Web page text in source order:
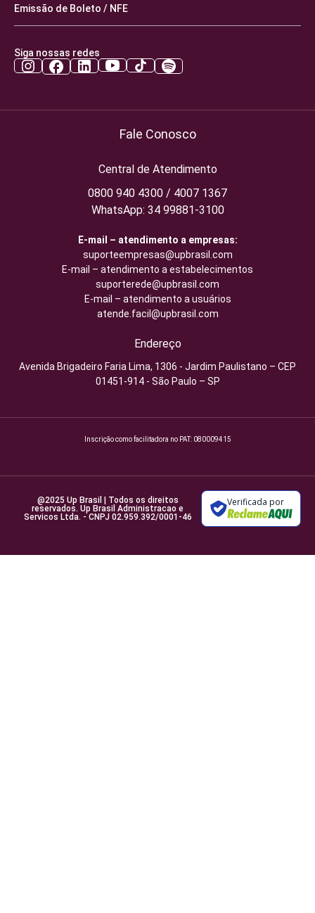
Emissão de Boleto / NFE
Siga nossas redes
Fale Conosco
Central de Atendimento
0800 940 4300 / 4007 1367
WhatsApp: 34 99881-3100
E-mail – atendimento a empresas:
suporteempresas@upbrasil.com
E-mail – atendimento a estabelecimentos
suporterede@upbrasil.com
E-mail – atendimento a usuários
atende.facil@upbrasil.com
Endereço
Avenida Brigadeiro Faria Lima, 1306 - Jardim Paulistano – CEP
01451-914 - São Paulo – SP
Inscrição como facilitadora no PAT: 080009415
@2025 Up Brasil | Todos os direitos
reservados. Up Brasil Administracao e
Servicos Ltda. - CNPJ 02.959.392/0001-46
Verificada por